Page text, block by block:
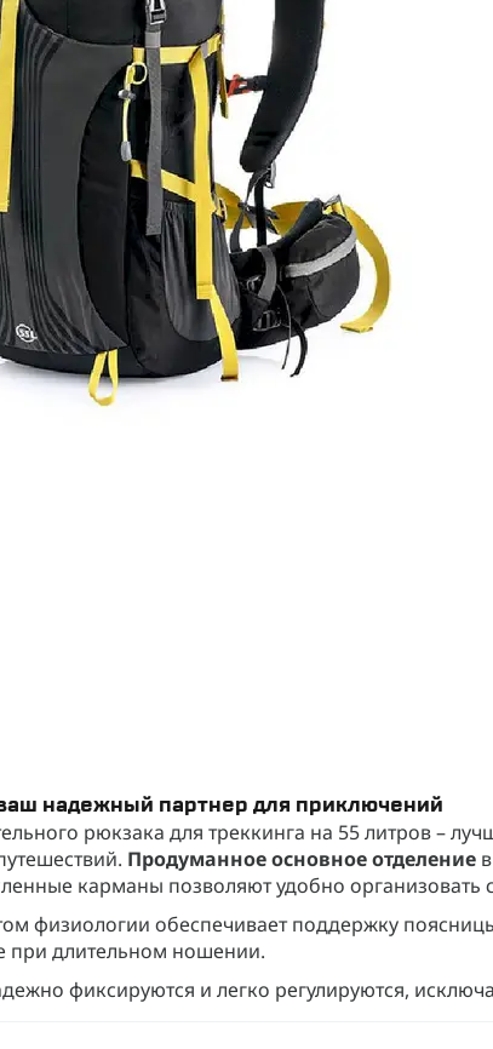
надежный партнер для приключений
рюкзака для треккинга на 55 литров –
Продуманное основное отделение
карманы позволяют удобно организовать
физиологии обеспечивает поддержку
при длительном ношении.
фиксируются и легко регулируются,